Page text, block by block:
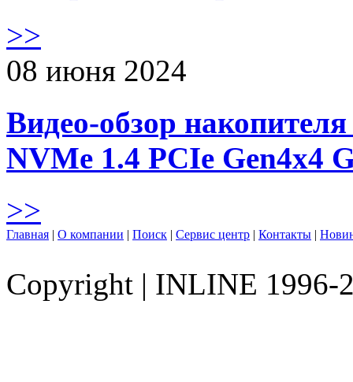
>>
08 июня 2024
Видео-обзор
NVMe 1.4 PCIe Gen4х4
>>
Главная | О компании | Поиск | Сервис центр | Контакты |
Copyright | INLINE 1996-